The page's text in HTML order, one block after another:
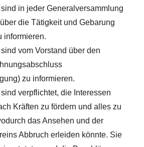
in jeder Generalversammlung
die Tätigkeit und Gebarung
informieren.
vom Vorstand über den
zu informieren.
verpflichtet, die Interessen
Kräften zu fördern und alles zu
das Ansehen und der
Abbruch erleiden könnte. Sie